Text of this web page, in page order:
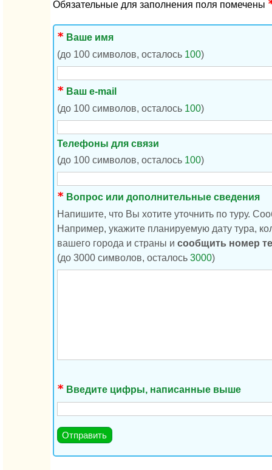
Обязательные для заполнения поля помечены
Ваше имя
(до 100 символов, осталось 100)
Ваш e-mail
(до 100 символов, осталось 100)
Телефоны для связи
(до 100 символов, осталось 100)
Вопрос или дополнительные сведения
Напишите, что Вы хотите уточнить по туру.
Например, укажите планируемую дату тура,
вашего города и страны и сообщить номер
(до 3000 символов, осталось 3000)
Введите цифры, написанные выше